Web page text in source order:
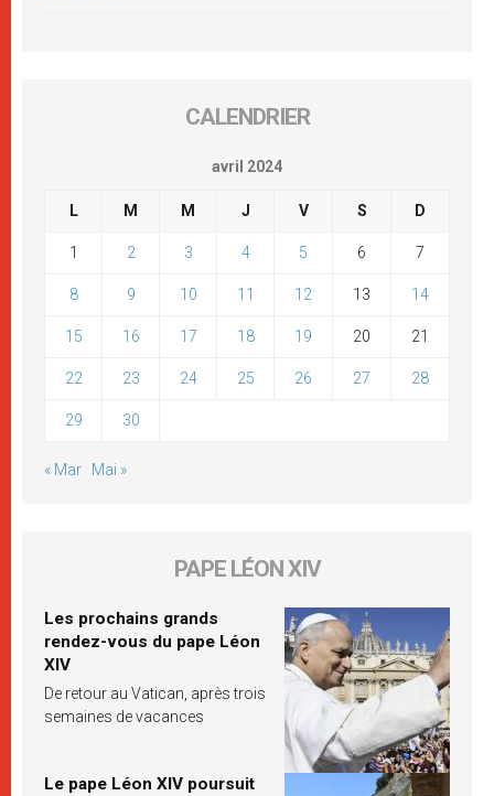
CALENDRIER
avril 2024
L M M J V S D
1 2 3 4 5 6 7
8 9 10 11 12 13 14
15 16 17 18 19 20 21
22 23 24 25 26 27 28
29 30
« Mar Mai »
PAPE LÉON XIV
Les prochains grands
rendez-vous du pape Léon
XIV
De retour au Vatican, après trois
semaines de vacances
Le pape Léon XIV poursuit